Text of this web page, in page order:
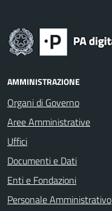
AMMINISTRAZIONE
Organi di Governo
Aree Amministrative
Uffici
Documenti e Dati
Enti e Fondazioni
Personale Amministrativo